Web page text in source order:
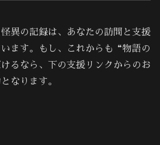
異の記録は、あなたの訪問と支援
ます。もし、これからも“物語の
るなら、下の支援リンクからのお
なります。